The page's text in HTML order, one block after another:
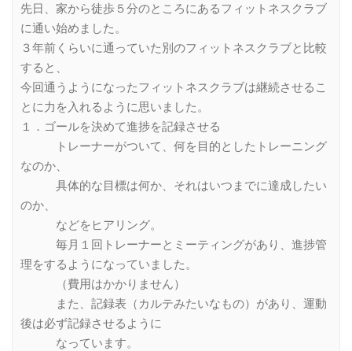
先日、家から徒歩５分のところにあるフィットネスクラブ
に通い始めました。
３年前くらいに通っていた別のフィットネスクラブと比較
すると、
今回通うようになったフィットネスクラブは継続させるこ
とに力を入れるように思いました。
１．ゴールを決めて進捗を記録させる
トレーナーがついて、何を目的としたトレーニング
なのか、
具体的な目標は何か、それはいつまでに達成したい
のか、
などをヒアリング。
毎月１回トレーナーとミーティングがあり、進捗管
理をするようになっていました。
（費用はかかりません）
また、記録表（カルテみたいなもの）があり、運動
後は必ず記録させるように
なっています。